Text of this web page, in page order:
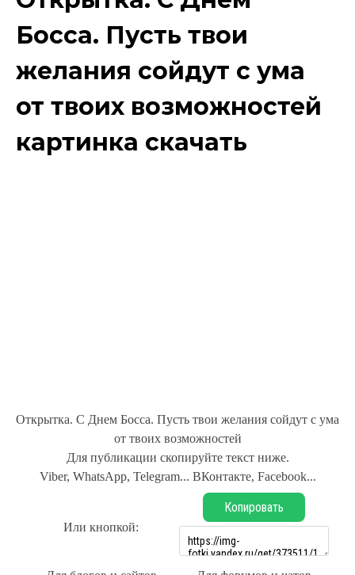
Босса. Пусть твои
желания сойдут с ума
от твоих возможностей
картинка скачать
Открытка. С Днем Босса. Пусть твои желания сойдут с ума
от твоих возможностей
Для публикации скопируйте текст ниже.
Viber, WhatsApp, Telegram... ВКонтакте, Facebook...
Или кнопкой:
Копировать